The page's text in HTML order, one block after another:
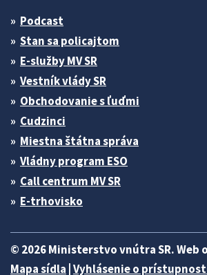
Podcast
Stan sa policajtom
E-služby MV SR
Vestník vlády SR
Obchodovanie s ľuďmi
Cudzinci
Miestna štátna správa
Vládny program ESO
Call centrum MV SR
E-trhovisko
© 2026 Ministerstvo vnútra SR. Web
Mapa sídla Vyhlásenie o